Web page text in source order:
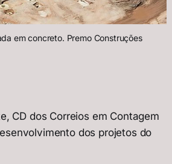
em concreto. Premo Construções
CD dos Correios em Contagem
dos projetos do